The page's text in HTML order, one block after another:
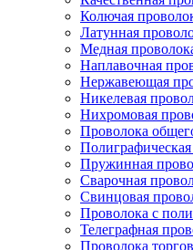
Колючая
Латунная
Медная
Наплавочная
Нержавеющая
Никелевая
Нихромовая
Проволока
Пружинная
Сварочная
Свинцовая
Проволока с
Телеграфная
Проволока